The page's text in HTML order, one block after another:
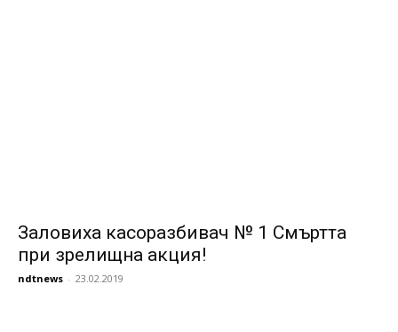
Заловиха касоразбивач № 1 Смъртта
при зрелищна акция!
ndtnews - 23.02.2019